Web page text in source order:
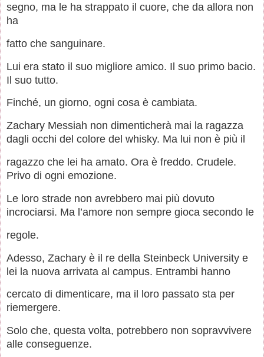
segno, ma le ha strappato il cuore, che da allora non
ha
fatto che sanguinare.
Lui era stato il suo migliore amico. Il suo primo bacio.
Il suo tutto.
Finché, un giorno, ogni cosa è cambiata.
Zachary Messiah non dimenticherà mai la ragazza
dagli occhi del colore del whisky. Ma lui non è più il
ragazzo che lei ha amato. Ora è freddo. Crudele.
Privo di ogni emozione.
Le loro strade non avrebbero mai più dovuto
incrociarsi. Ma l’amore non sempre gioca secondo le
regole.
Adesso, Zachary è il re della Steinbeck University e
lei la nuova arrivata al campus. Entrambi hanno
cercato di dimenticare, ma il loro passato sta per
riemergere.
Solo che, questa volta, potrebbero non sopravvivere
alle conseguenze.